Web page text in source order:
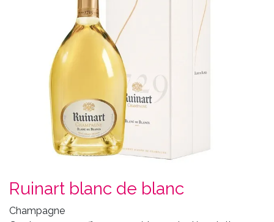
Ruinart blanc de blanc
Champagne